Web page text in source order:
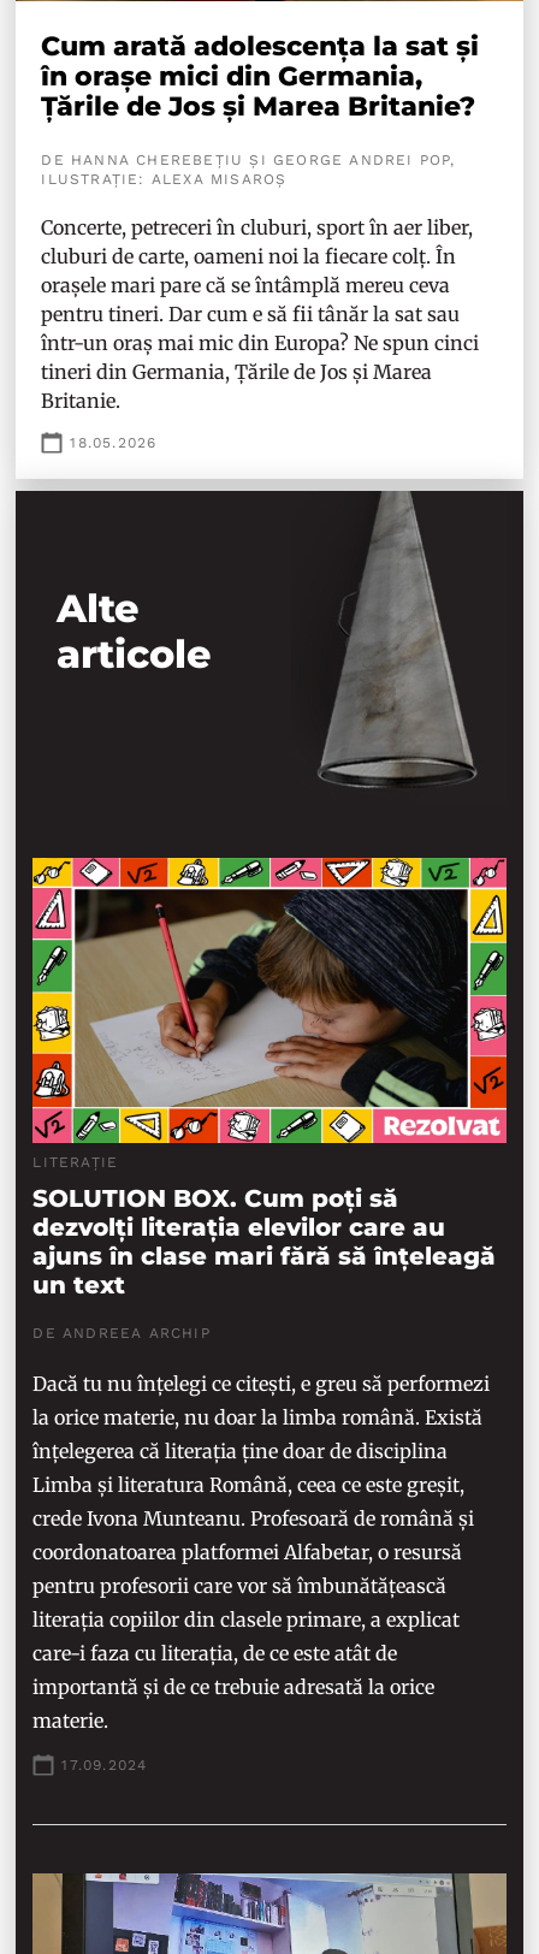
Cum arată adolescența la sat și
în orașe mici din Germania,
Țările de Jos și Marea Britanie?
DE HANNA CHEREBEȚIU ȘI GEORGE ANDREI POP,
ILUSTRAȚIE: ALEXA MISAROȘ
Concerte, petreceri în cluburi, sport în aer liber,
cluburi de carte, oameni noi la fiecare colț. În
orașele mari pare că se întâmplă mereu ceva
pentru tineri. Dar cum e să fii tânăr la sat sau
într-un oraș mai mic din Europa? Ne spun cinci
tineri din Germania, Țările de Jos și Marea
Britanie.
18.05.2026
Alte
articole
LITERAȚIE
SOLUTION BOX. Cum poți să
dezvolți literația elevilor care au
ajuns în clase mari fără să înțeleagă
un text
DE ANDREEA ARCHIP
Dacă tu nu înțelegi ce citești, e greu să performezi
la orice materie, nu doar la limba română. Există
înțelegerea că literația ține doar de disciplina
Limba și literatura Română, ceea ce este greșit,
crede Ivona Munteanu. Profesoară de română și
coordonatoarea platformei Alfabetar, o resursă
pentru profesorii care vor să îmbunătățească
literația copiilor din clasele primare, a explicat
care-i faza cu literația, de ce este atât de
importantă și de ce trebuie adresată la orice
materie.
17.09.2024